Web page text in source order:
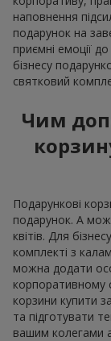
наповнення
подарунок на
приємні емоції
бізнесу
святковий
Чим
Подарункові
подарунок. А
квітів. Для
комплекті з
можна додати
корпоративному
корзини купити
та підготувати
вашим колегами